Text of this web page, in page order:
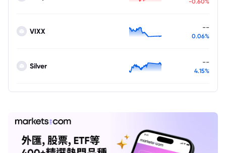
VIXX --
0.06%
Silver --
4.15%